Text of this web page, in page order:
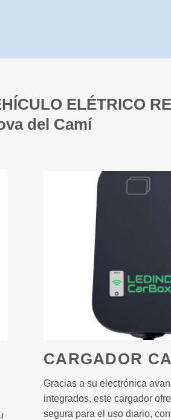
ELÉTRICO
del Camí
CARGADOR
Gracias a su electrónica
integrados, este cargador
segura para el uso diario,